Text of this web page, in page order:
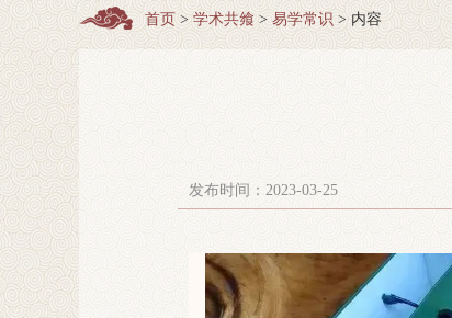
首页 > 学术共飨 > 易学常识 > 内容
发布时间：2023-03-25